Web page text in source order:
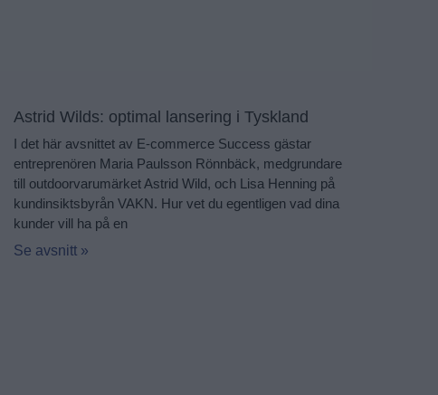
Astrid Wilds: optimal lansering i Tyskland
I det här avsnittet av E-commerce Success gästar
entreprenören Maria Paulsson Rönnbäck, medgrundare
till outdoorvarumärket Astrid Wild, och Lisa Henning på
kundinsiktsbyrån VAKN. Hur vet du egentligen vad dina
kunder vill ha på en
Se avsnitt »